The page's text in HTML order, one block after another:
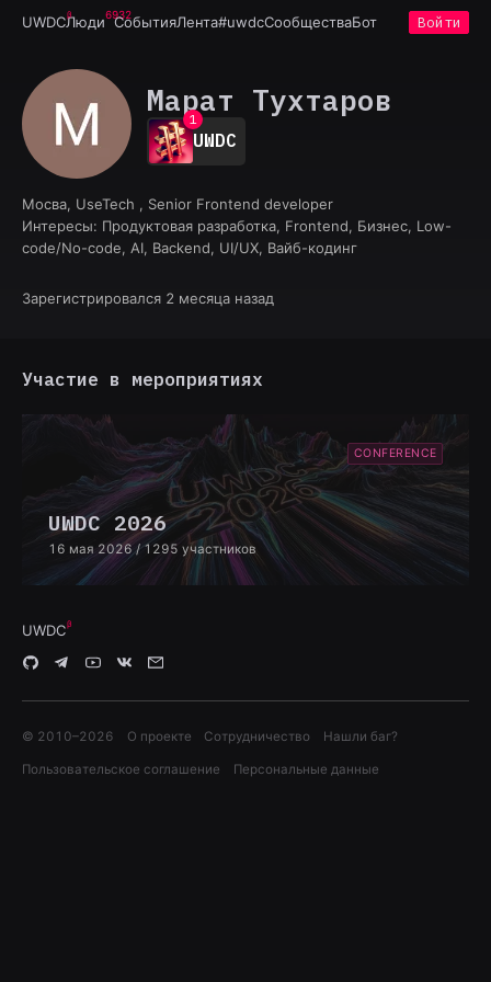
UWDCЛюди6932
СобытияЛента#uwdcСообществаБот Войти
Марат Тухтаров
0
1
2
3
5
6
7
9
UWDC
Мосва, UseTech , Senior Frontend developer
Интересы: Продуктовая разработка, Frontend, Бизнес, Low-
code/No-code, AI, Backend, UI/UX, Вайб-кодинг
Зарегистрировался 2 месяца назад
Участие в мероприятиях
CONFERENCE
UWDC 2026
16 мая 2026 / 1295 участников
UWDC
© 2010–2026 О проекте Сотрудничество Нашли баг?
Пользовательское соглашение Персональные данные